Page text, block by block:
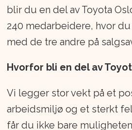
medarbeidere.
konsernet skal preges
våre medarbeidere skal
som er kvalifisert til å
uansett alder,
seksuell orientering,
bakgrunn. Bauda-
blir du en del av Toyota
240 medarbeidere, hvor
med de tre andre på
Hvorfor bli en del av
Vi legger stor vekt på et
arbeidsmiljø og et sterkt
får du ikke bare